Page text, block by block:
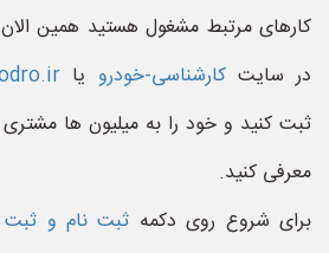
کارهای مرتبط مشغول هستید همین
در سایتکارشناسی-خودرو یا
ثبت کنید و خود را به میلیون ها
معرفی کنید.
برای شروع روی دکمه ثبت نام و ثبت